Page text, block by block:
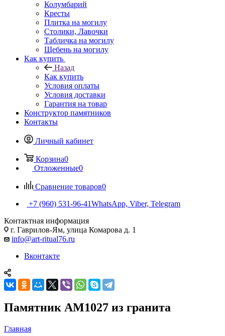
Колумбарий
Кресты
Плитка на могилу
Столики, Лавочки
Табличка на могилу
Щебень на могилу
Как купить
Назад
Как купить
Условия оплаты
Условия доставки
Гарантия на товар
Конструктор памятников
Контакты
Личный кабинет
Корзина0
Отложенные0
Сравнение товаров0
+7 (960) 531-96-41WhatsApp, Viber, Telegram
Контактная информация
г. Гаврилов-Ям, улица Комарова д. 1
info@art-ritual76.ru
Вконтакте
Памятник AM1027 из гранита
Главная